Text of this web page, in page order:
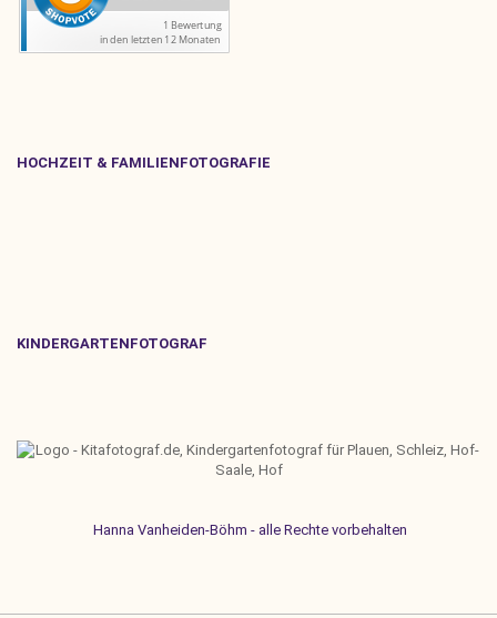
HOCHZEIT & FAMILIENFOTOGRAFIE
KINDERGARTENFOTOGRAF
Hanna Vanheiden-Böhm - alle Rechte vorbehalten